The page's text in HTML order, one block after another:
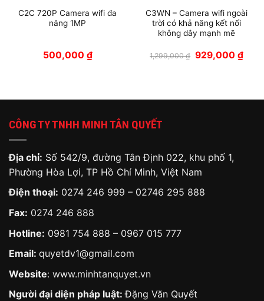
C2C 720P Camera wifi đa
năng 1MP
500,000 ₫
C3WN – Camera wifi ngoài
trời có khả năng kết nối
không dây mạnh mẽ
1,299,000₫ Giá
gốc
929,000 ₫Giá
hiện
CÔNG TY TNHH MINH TÂN QUYẾT
Địa chỉ: Số 542/9, đường Tân Định 022, khu phố 1,
Phường Hòa Lợi, TP Hồ Chí Minh, Việt Nam
Điện thoại: 0274 246 999 – 02746 295 888
Fax: 0274 246 888
Hotline: 0981 754 888 – 0967 015 777
Email: quyetdv1@gmail.com
Website: www.minhtanquyet.vn
Người đại diện pháp luật:Đặng Văn Quyết